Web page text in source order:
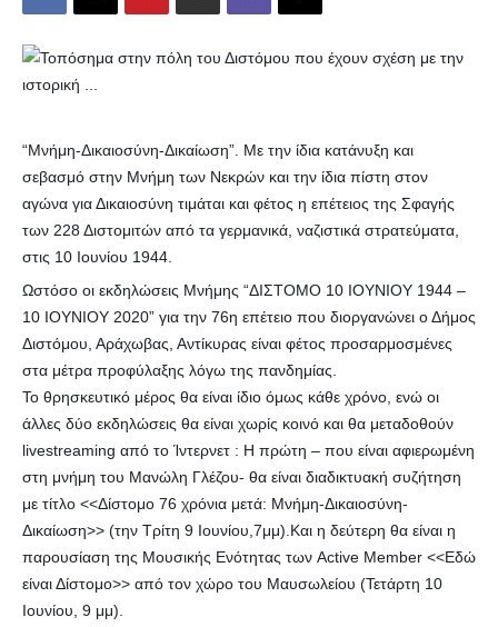
“Μνήμη-Δικαιοσύνη-Δικαίωση”. Με την ίδια κατάνυξη και
σεβασμό στην Μνήμη των Νεκρών και την ίδια πίστη στον
αγώνα για Δικαιοσύνη τιμάται και φέτος η επέτειος της Σφαγής
των 228 Διστομιτών από τα γερμανικά, ναζιστικά στρατεύματα,
στις 10 Ιουνίου 1944.
Ωστόσο οι εκδηλώσεις Μνήμης “ΔΙΣΤΟΜΟ 10 ΙΟΥΝΙΟΥ 1944 –
10 ΙΟΥΝΙΟΥ 2020” για την 76η επέτειο που διοργανώνει ο Δήμος
Διστόμου, Αράχωβας, Αντίκυρας είναι φέτος προσαρμοσμένες
στα μέτρα προφύλαξης λόγω της πανδημίας.
Το θρησκευτικό μέρος θα είναι ίδιο όμως κάθε χρόνο, ενώ οι
άλλες δύο εκδηλώσεις θα είναι χωρίς κοινό και θα μεταδοθούν
livestreaming από το Ίντερνετ : Η πρώτη – που είναι αφιερωμένη
στη μνήμη του Μανώλη Γλέζου- θα είναι διαδικτυακή συζήτηση
με τίτλο <<Δίστομο 76 χρόνια μετά: Μνήμη-Δικαιοσύνη-
Δικαίωση>> (την Τρίτη 9 Ιουνίου,7μμ).Και η δεύτερη θα είναι η
παρουσίαση της Μουσικής Ενότητας των Active Member <<Εδώ
είναι Δίστομο>> από τον χώρο του Μαυσωλείου (Τετάρτη 10
Ιουνίου, 9 μμ).